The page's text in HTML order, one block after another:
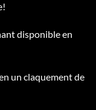
disponible en
un claquement de